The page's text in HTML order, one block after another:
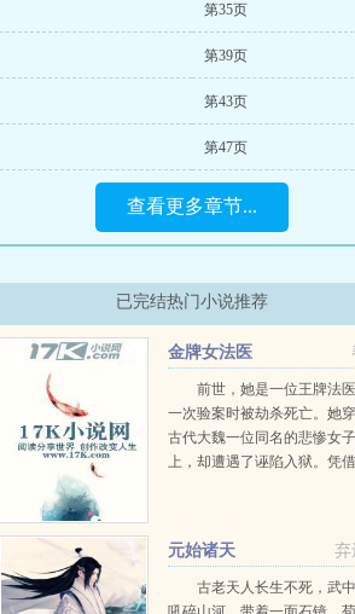
第35页
第39页
第43页
第47页
查看更多章节...
已完结热门小说推荐
金牌女法医
前世，她是一位王牌法
一次验案时被劫杀死亡。她
古代大魏一位同名的悲惨女
上，却遭遇了诬陷入狱。凭
个不可告人的阴谋...
弃
元始诸天
古老天人长生不死，武